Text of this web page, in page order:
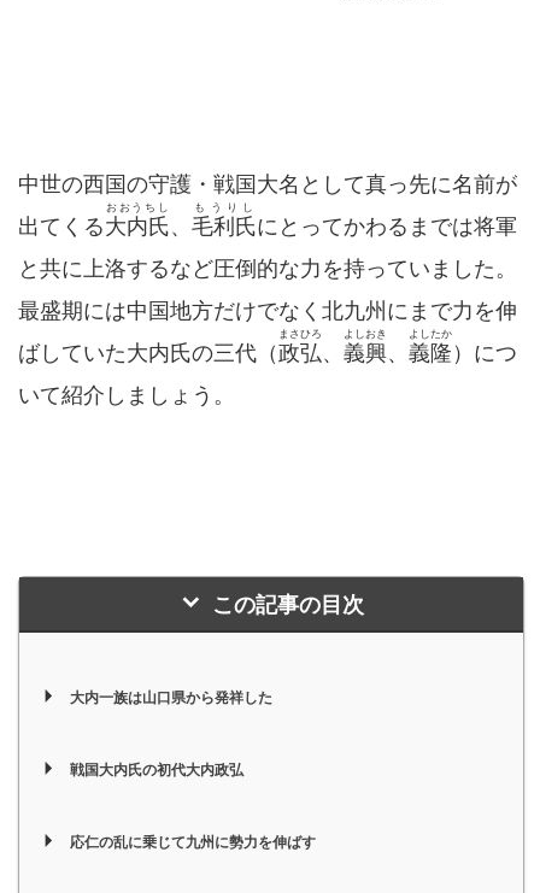
中世の西国の守護・戦国大名として真っ先に名前が
出てくる大内氏
おおうちし
、 毛利氏
もうりし
にとってかわるまでは将軍
と共に上洛するなど圧倒的な力を持っていました。
最盛期には中国地方だけでなく北九州にまで力を伸
ばしていた大内氏の三代（政弘
まさひろ
、 義興
よしおき
、 義隆
よしたか
）につ
いて紹介しましょう。
この記事の目次
大内一族は山口県から発祥した
戦国大内氏の初代大内政弘
応仁の乱に乗じて九州に勢力を伸ばす